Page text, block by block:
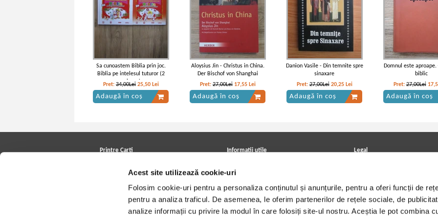
Acest site utilizează cookie-uri
Folosim cookie-uri pentru a personaliza conținutul și anunțurile, pentru a oferi funcții de
pentru a analiza traficul. De asemenea, le oferim partenerilor de rețele sociale, de
analize informații cu privire la modul în care folosiți site-ul nostru. Aceștia le pot combina
Sa cunoastem Biblia prin joc.
Biblia pe intelesul tuturor (2
volume)
Pret: 34,00Lei 25,50 Lei
Adaugă în coș
Aloysius Jin - Christus in China.
Der Bischof von Shanghai
Pret:27,00Lei 17,55 Lei
Adaugă în coș
Danion Vasile - Din temnite spre
sinaxare
Pret:27,00Lei 20,25 Lei
Adaugă în coș
Domnul este aproape.
biblic
Pret:27,00Lei
Adaugă în coș
Printre Carti
Cele mai căutate cărți
Blog Printre Carti
Informatii utile
Achizitii viniluri, casete, CD/DVD
Cum cumpar?
Politica de livrare
Retur comenzi
Angajari - Cariere
Legal
Termeni si conditii
Utilizare cookie-uri